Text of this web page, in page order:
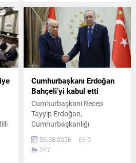
gerilemeleri dikkat çekti.
Cumhurbaşkanı Erdoğan
Bahçeli’yi kabul etti
Cumhurbaşkanı Recep
Tayyip Erdoğan,
Cumhurbaşkanlığı
Başkanı Devlet Bahçeli ile bir
araya geldi. Yaklaşık 45
06.08.2026
0
247